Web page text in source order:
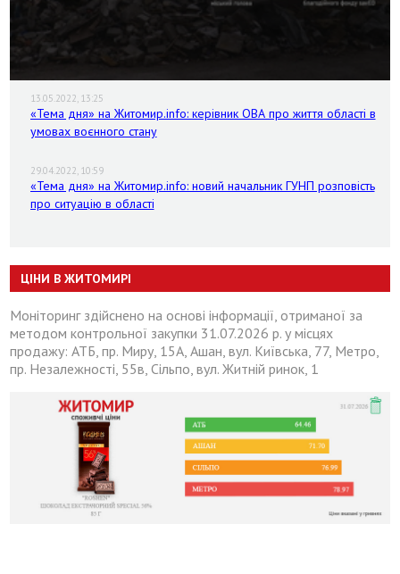
13.05.2022, 13:25
«Тема дня» на Житомир.info: керівник ОВА про життя області в
умовах воєнного стану
29.04.2022, 10:59
«Тема дня» на Житомир.info: новий начальник ГУНП розповість
про ситуацію в області
ЦІНИ В ЖИТОМИРІ
Моніторинг здійснено на основі інформації, отриманої за
методом контрольної закупки 31.07.2026 р. у місцях
продажу: АТБ, пр. Миру, 15А, Ашан, вул. Київська, 77, Метро,
пр. Незалежності, 55в, Сільпо, вул. Житній ринок, 1